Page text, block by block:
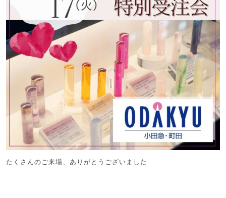
たくさんのご来場、ありがとうございました